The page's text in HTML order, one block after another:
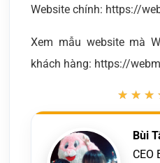
Website chính: https://
Xem mẫu website mà
khách hàng: https://
★ ★ ★
★ ★ ★
Bùi
CEO